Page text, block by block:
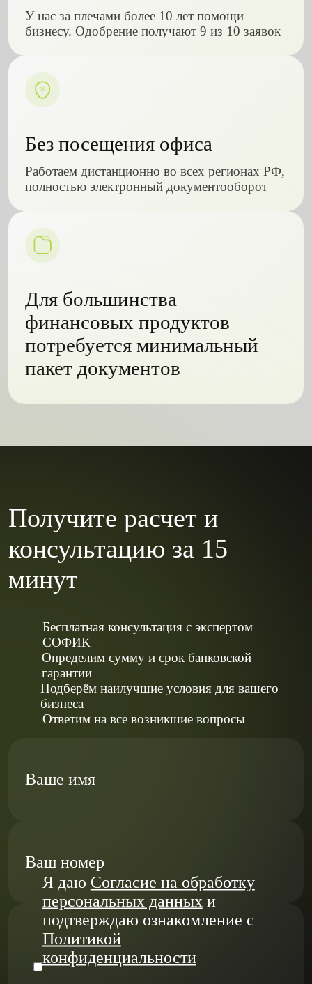
У нас за плечами более 10 лет помощи
бизнесу. Одобрение получают 9 из 10 заявок
Без посещения офиса
Работаем дистанционно во всех регионах РФ,
полностью электронный документооборот
Для большинства
финансовых продуктов
потребуется минимальный
пакет документов
Получите расчет и
консультацию за 15
минут
Бесплатная консультация с экспертом
СОФИК
Определим сумму и срок банковской
гарантии
Подберём наилучшие условия для вашего
бизнеса
Ответим на все возникшие вопросы
Ваше имя
Ваш номер
Я даю Согласие на обработку
персональных данных и
подтверждаю ознакомление с
Политикой
конфиденциальности